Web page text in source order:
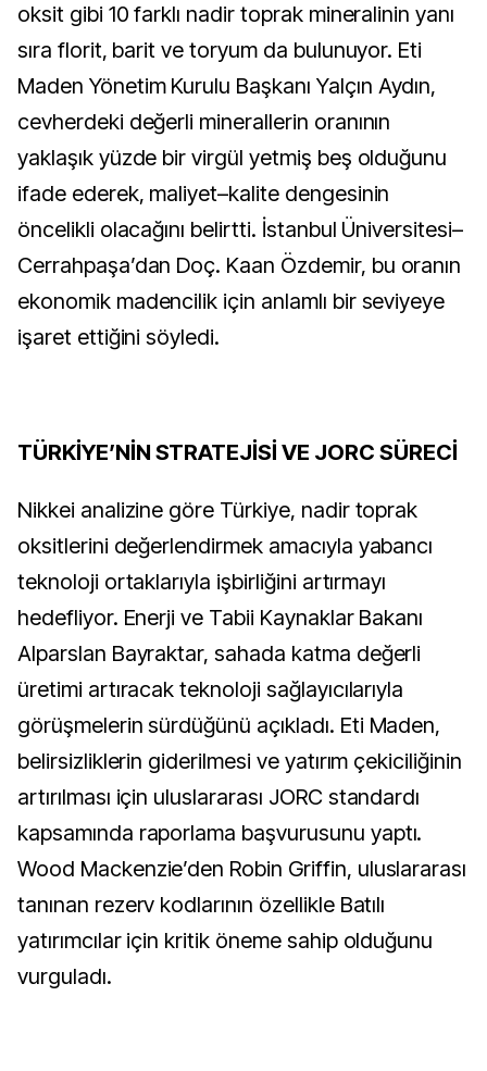
oksit gibi 10 farklı nadir toprak mineralinin yanı
sıra florit, barit ve toryum da bulunuyor. Eti
Maden Yönetim Kurulu Başkanı Yalçın Aydın,
cevherdeki değerli minerallerin oranının
yaklaşık yüzde bir virgül yetmiş beş olduğunu
ifade ederek, maliyet–kalite dengesinin
öncelikli olacağını belirtti. İstanbul Üniversitesi–
Cerrahpaşa’dan Doç. Kaan Özdemir, bu oranın
ekonomik madencilik için anlamlı bir seviyeye
işaret ettiğini söyledi.
TÜRKİYE’NİN STRATEJİSİ VE JORC SÜRECİ
Nikkei analizine göre Türkiye, nadir toprak
oksitlerini değerlendirmek amacıyla yabancı
teknoloji ortaklarıyla işbirliğini artırmayı
hedefliyor. Enerji ve Tabii Kaynaklar Bakanı
Alparslan Bayraktar, sahada katma değerli
üretimi artıracak teknoloji sağlayıcılarıyla
görüşmelerin sürdüğünü açıkladı. Eti Maden,
belirsizliklerin giderilmesi ve yatırım çekiciliğinin
artırılması için uluslararası JORC standardı
kapsamında raporlama başvurusunu yaptı.
Wood Mackenzie’den Robin Griffin, uluslararası
tanınan rezerv kodlarının özellikle Batılı
yatırımcılar için kritik öneme sahip olduğunu
vurguladı.